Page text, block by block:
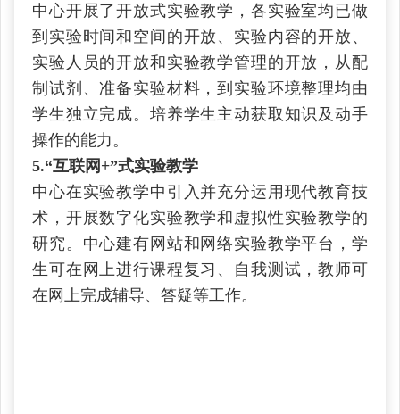
中心开展了开放式实验教学，各实验室均已做
到实验时间和空间的开放、实验内容的开放、
实验人员的开放和实验教学管理的开放，从配
制试剂、准备实验材料，到实验环境整理均由
学生独立完成。培养学生主动获取知识及动手
操作的能力。
5.“互联网+”式实验教学
中心在实验教学中引入并充分运用现代教育技
术，开展数字化实验教学和虚拟性实验教学的
研究。中心建有网站和网络实验教学平台，学
生可在网上进行课程复习、自我测试，教师可
在网上完成辅导、答疑等工作。